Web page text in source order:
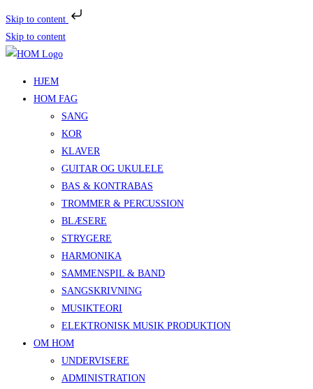
Skip to content
Skip to content
HJEM
HOM FAG
SANG
KOR
KLAVER
GUITAR OG UKULELE
BAS & KONTRABAS
TROMMER & PERCUSSION
BLÆSERE
STRYGERE
HARMONIKA
SAMMENSPIL & BAND
SANGSKRIVNING
MUSIKTEORI
ELEKTRONISK MUSIK PRODUKTION
OM HOM
UNDERVISERE
ADMINISTRATION